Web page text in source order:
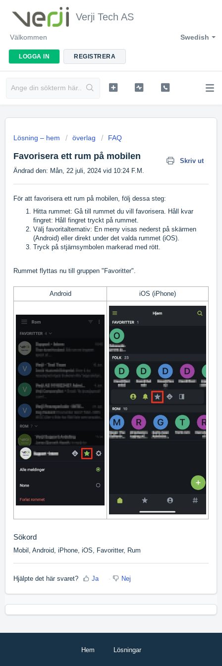
Verji Tech AS
Swedish
Välkommen
LOGGA IN REGISTRERA
Lösning – hem överlag FAQ
Favorisera ett rum på mobilen
Skriv ut
Ändrad den: Mån, 22 juli, 2024 vid 10:24 F.M.
För att favorisera ett rum på mobilen, följ dessa steg:
Hitta rummet: Gå till rummet du vill favorisera. Håll kvar
fingret: Håll fingret tryckt på rummet.
Välj favoritalternativ: En meny visas nederst på skärmen
(Android) eller direkt under det valda rummet (iOS).
Tryck på stjärnsymbolen markerad med rött.
Rummet flyttas nu till gruppen "Favoritter".
Android iOS (iPhone)
Sökord
Mobil, Android, iPhone, iOS, Favoritter, Rum
Hjälpte det här svaret? Ja Nej
Hem Lösningar